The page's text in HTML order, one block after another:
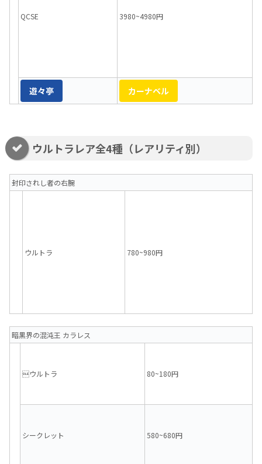
QCSE 3980~4980円
遊々亭 カーナベル
ウルトラレア全4種（レアリティ別）
封印されし者の右腕
ウルトラ 780~980円
暗黒界の混沌王 カラレス
ウルトラ 80~180円
シークレット 580~680円